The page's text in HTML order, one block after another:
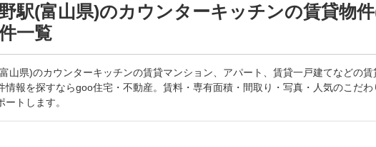
駅(富山県)のカウンターキッチンの賃貸物
一覧
山県)のカウンターキッチンの賃貸マンション、アパート、賃貸一戸建てなどの
情報を探すならgoo住宅・不動産。賃料・専有面積・間取り・写真・人気のこだ
ートします。